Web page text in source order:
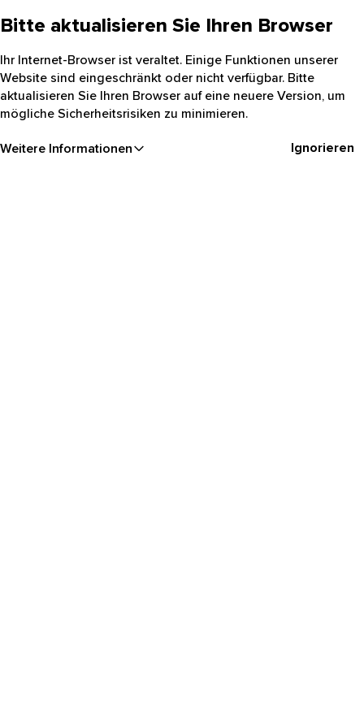
Bitte aktualisieren Sie Ihren Browser
Ihr Internet-Browser ist veraltet. Einige Funktionen unserer
Website sind eingeschränkt oder nicht verfügbar. Bitte
aktualisieren Sie Ihren Browser auf eine neuere Version, um
mögliche Sicherheitsrisiken zu minimieren.
Weitere Informationen Ignorieren